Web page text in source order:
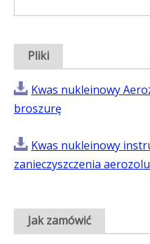
Pliki
Kwas nukleinowy
broszurę
Kwas nukleinowy
zanieczyszczenia aerozolu
Jak zamówić